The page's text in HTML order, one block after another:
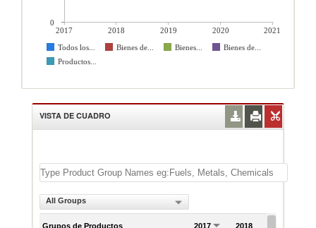
2017 2018 2019 2020
2021
Todos los...
Bienes de... Bienes...
Bienes de...
Productos...
0
VISTA DE CUADRO
All Groups
Grupos de Productos 2017 2018